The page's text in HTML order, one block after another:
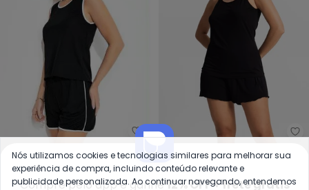
Alma Dolce - Pijama (Preto/
Pijama (Preto/Branco)
Curto
ALMA DOLCE
R$ 39,99R$ 79,99
Pijama Feminino de Alças
(Preto)
SELECT
R$ 39,99R$ 89,99
Compre pelo app e ganhe12% OFF + frete grátis
Nós utilizamos cookies e tecnologias similares para melhorar sua
experiência de compra, incluindo conteúdo relevante e
publicidade personalizada. Ao continuar navegando, entendemos